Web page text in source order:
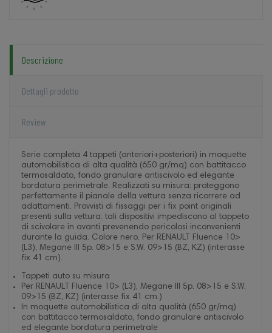
Descrizione
Dettagli prodotto
Review
Serie completa 4 tappeti (anteriori+posteriori) in moquette
automobilistica di alta qualità (650 gr/mq) con battitacco
termosaldato, fondo granulare antiscivolo ed elegante
bordatura perimetrale. Realizzati su misura: proteggono
perfettamente il pianale della vettura senza ricorrere ad
adattamenti. Provvisti di fissaggi per i fix point originali
presenti sulla vettura: tali dispositivi impediscono al tappeto
di scivolare in avanti prevenendo pericolosi inconvenienti
durante la guida. Colore nero. Per RENAULT Fluence 10>
(L3), Megane III 5p. 08>15 e S.W. 09>15 (BZ, KZ) (interasse
fix 41 cm).
Tappeti auto su misura
Per RENAULT Fluence 10> (L3), Megane III 5p. 08>15 e S.W.
09>15 (BZ, KZ) (interasse fix 41 cm.)
In moquette automobilistica di alta qualità (650 gr/mq)
con battitacco termosaldato, fondo granulare antiscivolo
ed elegante bordatura perimetrale